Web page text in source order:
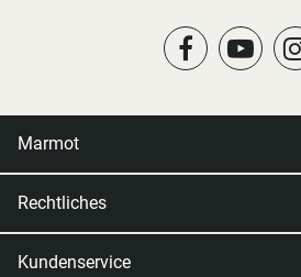
Marmot
Rechtliches
Kundenservice